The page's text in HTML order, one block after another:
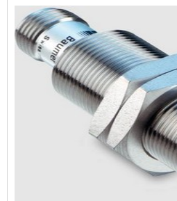
defeituosas. Assim, é p...